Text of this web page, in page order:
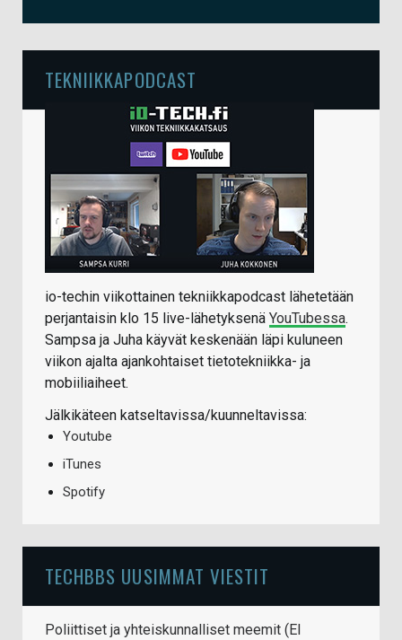
TEKNIIKKAPODCAST
io-techin viikottainen tekniikkapodcast lähetetään
perjantaisin klo 15 live-lähetyksenä YouTubessa.
Sampsa ja Juha käyvät keskenään läpi kuluneen
viikon ajalta ajankohtaiset tietotekniikka- ja
mobiiliaiheet.
Jälkikäteen katseltavissa/kuunneltavissa:
Youtube
iTunes
Spotify
TECHBBS UUSIMMAT VIESTIT
Poliittiset ja yhteiskunnalliset meemit (EI